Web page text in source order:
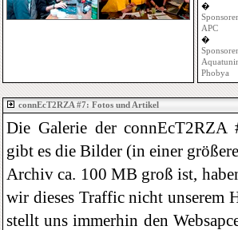
�
APC
�
Phobya
connEcT2RZA #7: Fotos und Artikel
Die Galerie der
gibt es die Bilder (in einer
Archiv ca. 100 MB groß ist,
wir dieses Traffic nicht unserem
stellt uns immerhin den